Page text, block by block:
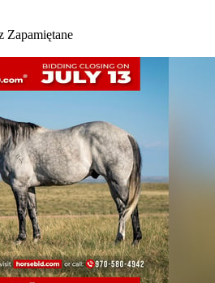
Zapamiętane